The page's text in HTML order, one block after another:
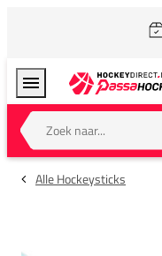
Zoek naar...
Alle Hockeysticks